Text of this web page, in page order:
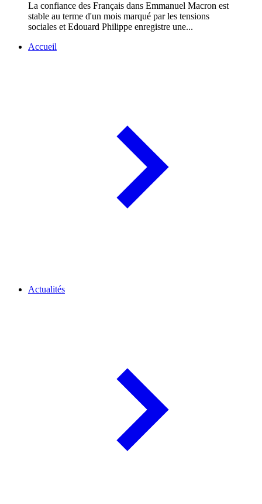
La confiance des Français dans Emmanuel Macron est
stable au terme d'un mois marqué par les tensions
sociales et Edouard Philippe enregistre une...
Accueil
Actualités